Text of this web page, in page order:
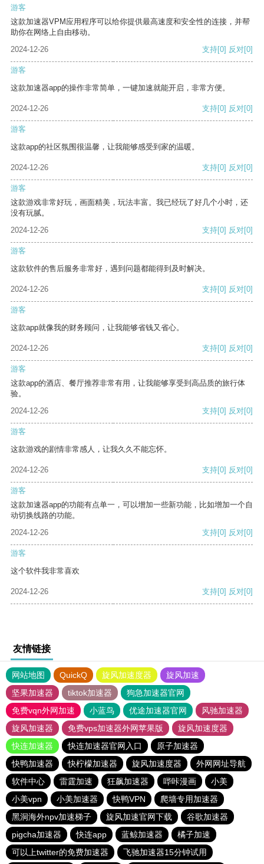
游客
这款加速器VPM应用程序可以给你提供最高速度和安全性的连接，并帮
助你在网络上自由移动。
2024-12-26
支持[0] 反对[0]
游客
这款加速器app的操作非常简单，一键加速就能开启，非常方便。
2024-12-26 支持[0] 反对[0]
游客
这款app的社区氛围很温馨，让我能够感受到家的温暖。
2024-12-26 支持[0] 反对[0]
游客
这款游戏非常好玩，画面精美，玩法丰富。我已经玩了好几个小时，还
没有玩腻。
2024-12-26
支持[0] 反对[0]
游客
这款软件的售后服务非常好，遇到问题都能得到及时解决。
2024-12-26 支持[0] 反对[0]
游客
这款app就像我的财务顾问，让我能够省钱又省心。
2024-12-26 支持[0] 反对[0]
游客
这款app的酒店、餐厅推荐非常有用，让我能够享受到高品质的旅行体
验。
2024-12-26
支持[0] 反对[0]
游客
这款游戏的剧情非常感人，让我久久不能忘怀。
2024-12-26 支持[0] 反对[0]
游客
这款加速器app的功能有点单一，可以增加一些新功能，比如增加一个自
动切换线路的功能。
2024-12-26
支持[0] 反对[0]
游客
这个软件我非常喜欢
2024-12-26 支持[0] 反对[0]
友情链接
网站地图 QuickQ 旋风加速度器
旋风加速
坚果加速器
tiktok加速器
狗急加速器官网
免费vqn外网加速
小蓝鸟 优途加速器官网
风驰加速器
旋风加速器
免费vps加速器外网苹果版
旋风加速度器
快连加速器
快连加速器官网入口
原子加速器
快鸭加速器
快柠檬加速器 旋风加速度器
外网网址导航
软件中心
雷霆加速 狂飙加速器 哔咔漫画
小美
小美vpn
小美加速器 快鸭VPN
爬墙专用加速器
黑洞海外npv加速梯子
旋风加速官网下载
谷歌加速器
pigcha加速器
快连app 蓝鲸加速器
橘子加速
可以上twitter的免费加速器
飞驰加速器15分钟试用